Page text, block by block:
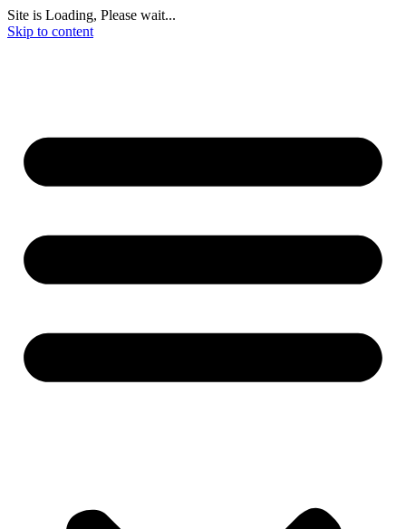
Site is Loading, Please wait...
Skip to content